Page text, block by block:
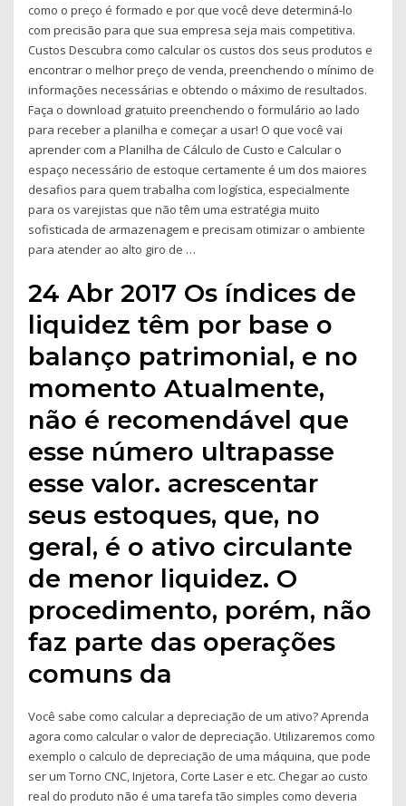
como o preço é formado e por que você deve determiná-lo
com precisão para que sua empresa seja mais competitiva.
Custos Descubra como calcular os custos dos seus produtos e
encontrar o melhor preço de venda, preenchendo o mínimo de
informações necessárias e obtendo o máximo de resultados.
Faça o download gratuito preenchendo o formulário ao lado
para receber a planilha e começar a usar! O que você vai
aprender com a Planilha de Cálculo de Custo e Calcular o
espaço necessário de estoque certamente é um dos maiores
desafios para quem trabalha com logística, especialmente
para os varejistas que não têm uma estratégia muito
sofisticada de armazenagem e precisam otimizar o ambiente
para atender ao alto giro de …
24 Abr 2017 Os índices de
liquidez têm por base o
balanço patrimonial, e no
momento Atualmente,
não é recomendável que
esse número ultrapasse
esse valor. acrescentar
seus estoques, que, no
geral, é o ativo circulante
de menor liquidez. O
procedimento, porém, não
faz parte das operações
comuns da
Você sabe como calcular a depreciação de um ativo? Aprenda
agora como calcular o valor de depreciação. Utilizaremos como
exemplo o calculo de depreciação de uma máquina, que pode
ser um Torno CNC, Injetora, Corte Laser e etc. Chegar ao custo
real do produto não é uma tarefa tão simples como deveria